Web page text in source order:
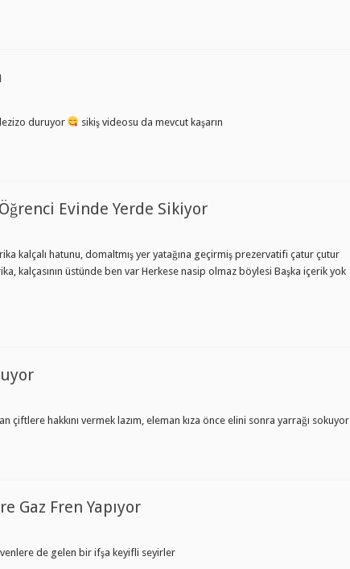
lezizo duruyor sikiş videosu da mevcut kaşarın
Evinde Yerde Sikiyor
kalçalı hatunu, domaltmış yer yatağına geçirmiş prezervatifi çatur çutur
kalçasının üstünde ben var Herkese nasip olmaz böylesi Başka içerik yok
çiftlere hakkını vermek lazım, eleman kıza önce elini sonra yarrağı sokuyor
Gaz Fren Yapıyor
de gelen bir ifşa keyifli seyirler